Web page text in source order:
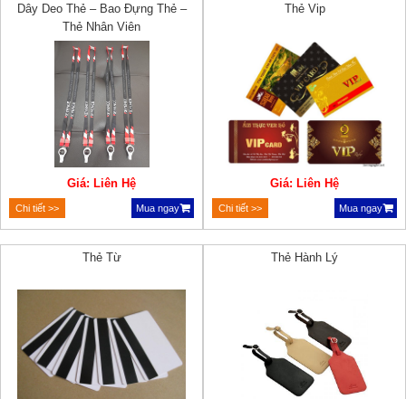
Dây Deo Thẻ – Bao Đựng Thẻ –
Thẻ Nhân Viên
Giá: Liên Hệ
Chi tiết >> Mua ngay
Thẻ Vip
Giá: Liên Hệ
Chi tiết >> Mua ngay
Thẻ Từ Thẻ Hành Lý